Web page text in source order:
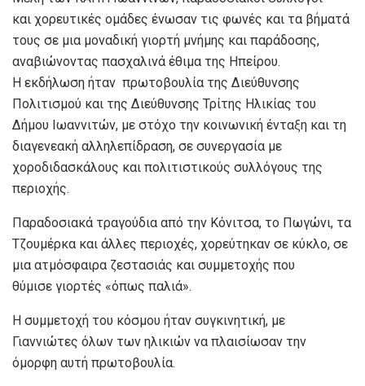
και χορευτικές ομάδες ένωσαν τις φωνές και τα βήματά
τους σε μια μοναδική γιορτή μνήμης και παράδοσης,
αναβιώνοντας πασχαλινά έθιμα της Ηπείρου.
Η εκδήλωση ήταν πρωτοβουλία της Διεύθυνσης
Πολιτισμού και της Διεύθυνσης Τρίτης Ηλικίας του
Δήμου Ιωαννιτών, με στόχο την κοινωνική ένταξη και τη
διαγενεακή αλληλεπίδραση, σε συνεργασία με
χοροδιδασκάλους και πολιτιστικούς συλλόγους της
περιοχής.
Παραδοσιακά τραγούδια από την Κόνιτσα, το Πωγώνι, τα
Τζουμέρκα και άλλες περιοχές, χορεύτηκαν σε κύκλο, σε
μια ατμόσφαιρα ζεστασιάς και συμμετοχής που
θύμισε γιορτές «όπως παλιά».
Η συμμετοχή του κόσμου ήταν συγκινητική, με
Γιαννιώτες όλων των ηλικιών να πλαισίωσαν την
όμορφη αυτή πρωτοβουλία.